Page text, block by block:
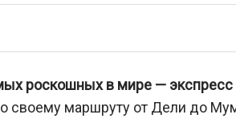
роскошных в мире — экспресс
своему маршруту от Дели до